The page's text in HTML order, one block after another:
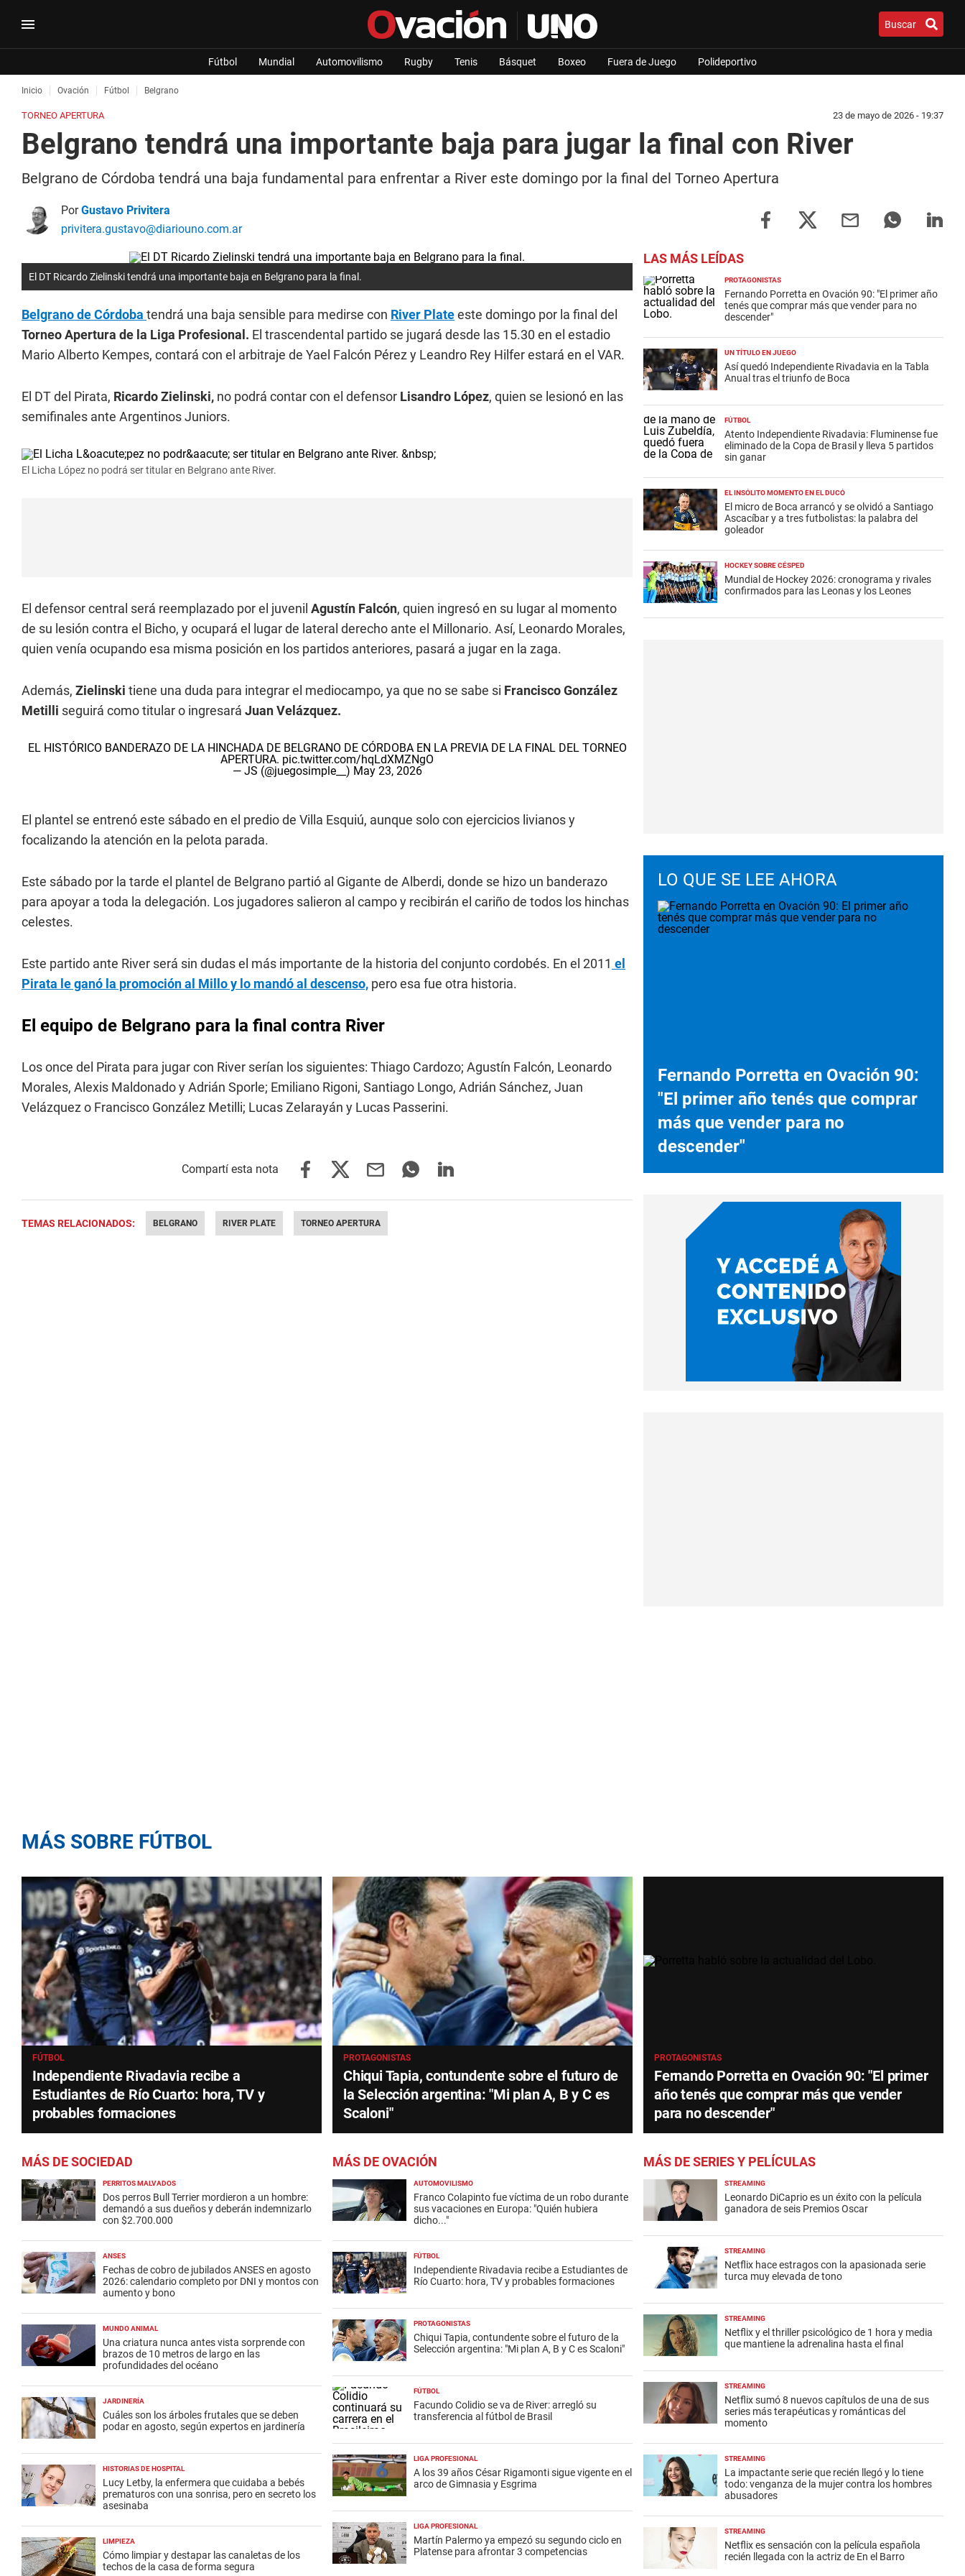
Buscar
Fútbol Mundial Automovilismo Rugby Tenis Básquet Boxeo Fuera de Juego Polideportivo
Inicio Ovación Fútbol Belgrano
TORNEO APERTURA 23 de mayo de 2026 - 19:37
Belgrano tendrá una importante baja para jugar la final con River
Belgrano de Córdoba tendrá una baja fundamental para enfrentar a River este domingo por la final del Torneo Apertura
PorGustavo Privitera
privitera.gustavo@diariouno.com.ar
El DT Ricardo Zielinski tendrá una importante baja en Belgrano para la final.
Belgrano de Córdoba tendrá una baja sensible para medirse con River Plateeste domingo por la final del
Torneo Apertura de la Liga Profesional. El trascendental partido se jugará desde las 15.30 en el estadio
Mario Alberto Kempes, contará con el arbitraje de Yael Falcón Pérez y Leandro Rey Hilfer estará en el VAR.
El DT del Pirata, Ricardo Zielinski, no podrá contar con el defensor Lisandro López, quien se lesionó en las
semifinales ante Argentinos Juniors.
El Licha López no podrá ser titular en Belgrano ante River.
El defensor central será reemplazado por el juvenil Agustín Falcón, quien ingresó en su lugar al momento
de su lesión contra el Bicho, y ocupará el lugar de lateral derecho ante el Millonario. Así, Leonardo Morales,
quien venía ocupando esa misma posición en los partidos anteriores, pasará a jugar en la zaga.
Además, Zielinski tiene una duda para integrar el mediocampo, ya que no se sabe si Francisco González
Metilli seguirá como titular o ingresará Juan Velázquez.
EL HISTÓRICO BANDERAZO DE LA HINCHADA DE BELGRANO DE CÓRDOBA EN LA PREVIA DE LA FINAL DEL TORNEO
APERTURA. pic.twitter.com/hqLdXMZNgO
— JS (@juegosimple__) May 23, 2026
El plantel se entrenó este sábado en el predio de Villa Esquiú, aunque solo con ejercicios livianos y
focalizando la atención en la pelota parada.
Este sábado por la tarde el plantel de Belgrano partió al Gigante de Alberdi, donde se hizo un banderazo
para apoyar a toda la delegación. Los jugadores salieron al campo y recibirán el cariño de todos los hinchas
celestes.
Este partido ante River será sin dudas el más importante de la historia del conjunto cordobés. En el 2011 el
Pirata le ganó la promoción al Millo y lo mandó al descenso, pero esa fue otra historia.
El equipo de Belgrano para la final contra River
Los once del Pirata para jugar con River serían los siguientes: Thiago Cardozo; Agustín Falcón, Leonardo
Morales, Alexis Maldonado y Adrián Sporle; Emiliano Rigoni, Santiago Longo, Adrián Sánchez, Juan
Velázquez o Francisco González Metilli; Lucas Zelarayán y Lucas Passerini.
TEMAS RELACIONADOS: BELGRANO RIVER PLATE TORNEO APERTURA
LAS MÁS LEÍDAS
PROTAGONISTAS
Fernando Porretta en Ovación 90: "El primer año
tenés que comprar más que vender para no
descender"
UN TÍTULO EN JUEGO
Así quedó Independiente Rivadavia en la Tabla
Anual tras el triunfo de Boca
FÚTBOL
Atento Independiente Rivadavia: Fluminense fue
eliminado de la Copa de Brasil y lleva 5 partidos
sin ganar
EL INSÓLITO MOMENTO EN EL DUCÓ
El micro de Boca arrancó y se olvidó a Santiago
Ascacíbar y a tres futbolistas: la palabra del
goleador
HOCKEY SOBRE CÉSPED
Mundial de Hockey 2026: cronograma y rivales
confirmados para las Leonas y los Leones
LO QUE SE LEE AHORA
Fernando Porretta en Ovación 90:
"El primer año tenés que comprar
más que vender para no
descender"
MÁS SOBRE FÚTBOL
FÚTBOL
Independiente Rivadavia recibe a
Estudiantes de Río Cuarto: hora, TV y
probables formaciones
PROTAGONISTAS
Chiqui Tapia, contundente sobre el futuro de
la Selección argentina: "Mi plan A, B y C es
Scaloni"
PROTAGONISTAS
Fernando Porretta en Ovación 90: "El primer
año tenés que comprar más que vender
para no descender"
MÁS DE SOCIEDAD
PERRITOS MALVADOS
Dos perros Bull Terrier mordieron a un hombre:
demandó a sus dueños y deberán indemnizarlo
con $2.700.000
ANSES
Fechas de cobro de jubilados ANSES en agosto
2026: calendario completo por DNI y montos con
aumento y bono
MUNDO ANIMAL
Una criatura nunca antes vista sorprende con
brazos de 10 metros de largo en las
profundidades del océano
JARDINERÍA
Cuáles son los árboles frutales que se deben
podar en agosto, según expertos en jardinería
HISTORIAS DE HOSPITAL
Lucy Letby, la enfermera que cuidaba a bebés
prematuros con una sonrisa, pero en secreto los
asesinaba
LIMPIEZA
Cómo limpiar y destapar las canaletas de los
techos de la casa de forma segura
MÁS DE OVACIÓN
AUTOMOVILISMO
Franco Colapinto fue víctima de un robo durante
sus vacaciones en Europa: "Quién hubiera
dicho..."
FÚTBOL
Independiente Rivadavia recibe a Estudiantes de
Río Cuarto: hora, TV y probables formaciones
PROTAGONISTAS
Chiqui Tapia, contundente sobre el futuro de la
Selección argentina: "Mi plan A, B y C es Scaloni"
FÚTBOL
Facundo Colidio se va de River: arregló su
transferencia al fútbol de Brasil
LIGA PROFESIONAL
A los 39 años César Rigamonti sigue vigente en el
arco de Gimnasia y Esgrima
LIGA PROFESIONAL
Martín Palermo ya empezó su segundo ciclo en
Platense para afrontar 3 competencias
MÁS DE SERIES Y PELÍCULAS
STREAMING
Leonardo DiCaprio es un éxito con la película
ganadora de seis Premios Oscar
STREAMING
Netflix hace estragos con la apasionada serie
turca muy elevada de tono
STREAMING
Netflix y el thriller psicológico de 1 hora y media
que mantiene la adrenalina hasta el final
STREAMING
Netflix sumó 8 nuevos capítulos de una de sus
series más terapéuticas y románticas del
momento
STREAMING
La impactante serie que recién llegó y lo tiene
todo: venganza de la mujer contra los hombres
abusadores
STREAMING
Netflix es sensación con la película española
recién llegada con la actriz de En el Barro